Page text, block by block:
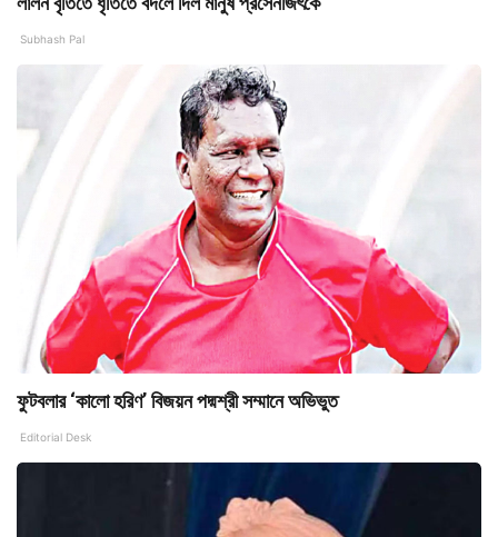
Subhash Pal
ফুটবলার ‘কালো হরিণ’ বিজয়ন পদ্মশ্রী সম্মানে অভিভুত
Editorial Desk